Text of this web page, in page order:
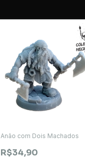
Anão com Dois Machados
R$34,90